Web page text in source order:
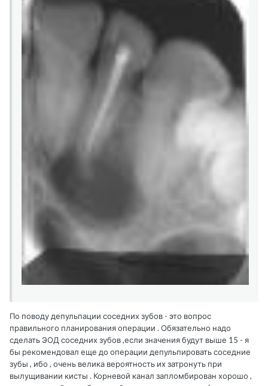
По поводу депульпации соседних зубов - это вопрос
правильного планирования операции . Обязательно надо
сделать ЭОД соседних зубов ,если значения будут выше 15 - я
бы рекомендовал еще до операции депульпировать соседние
зубы , ибо , очень велика вероятность их затронуть при
вылущивании кисты . Корневой канал запломбирован хорошо ,